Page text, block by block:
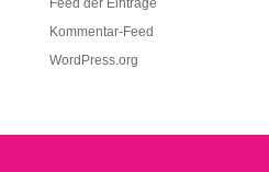
Feed der Einträge
Kommentar-Feed
WordPress.org